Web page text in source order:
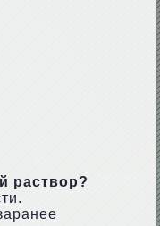
раствор?